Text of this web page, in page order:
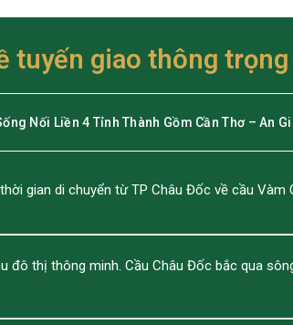
tuyến giao thông
Nối Liền 4 Tỉnh Thành Gồm Cần Thơ – An
gian di chuyển từ TP Châu Đốc về cầu Vàm
đô thị thông minh. Cầu Châu Đốc bắc qua